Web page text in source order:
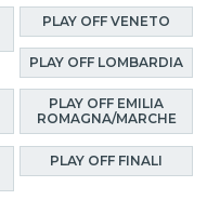
PLAY OFF VENETO
PLAY OFF LOMBARDIA
PLAY OFF EMILIA
ROMAGNA/MARCHE
PLAY OFF FINALI